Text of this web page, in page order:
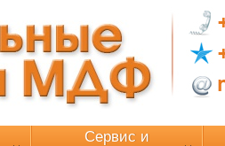
Сервис и